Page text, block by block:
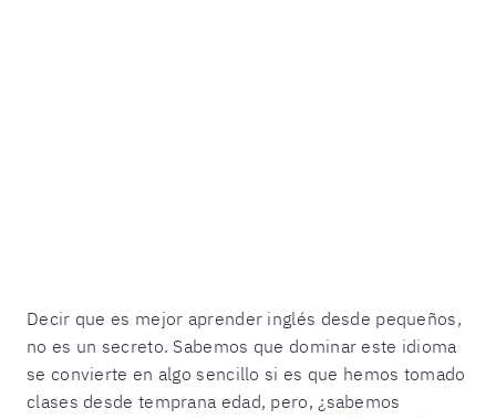
Decir que es mejor aprender inglés desde pequeños,
no es un secreto. Sabemos que dominar este idioma
se convierte en algo sencillo si es que hemos tomado
clases desde temprana edad, pero, ¿sabemos